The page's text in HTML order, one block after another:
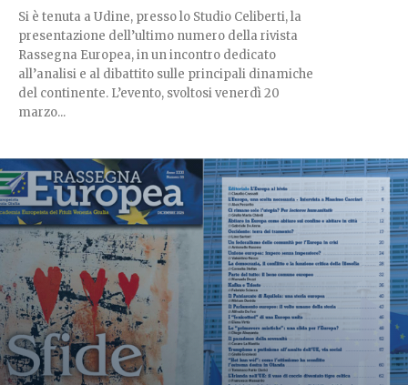
Si è tenuta a Udine, presso lo Studio Celiberti, la
presentazione dell’ultimo numero della rivista
Rassegna Europea, in un incontro dedicato
all’analisi e al dibattito sulle principali dinamiche
del continente. L’evento, svoltosi venerdì 20
marzo...